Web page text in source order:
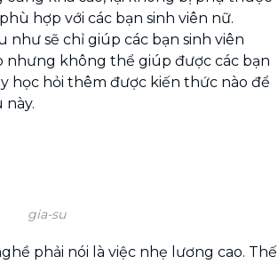
hợp với các bạn sinh viên nữ.
như sẽ chỉ giúp các bạn sinh viên
nhưng không thể giúp được các bạn
học hỏi thêm được kiến thức nào để
này.
gia-su
phải nói là việc nhẹ lương cao. Thế